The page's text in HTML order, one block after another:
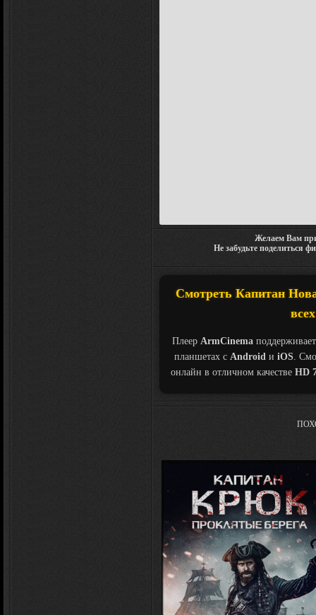
Желаем Вам
Не забудьте поделиться
Смотреть Капитан
Плеер ArmCinema
планшетах с Androidи iOS.
онлайн в отличном качестве HD